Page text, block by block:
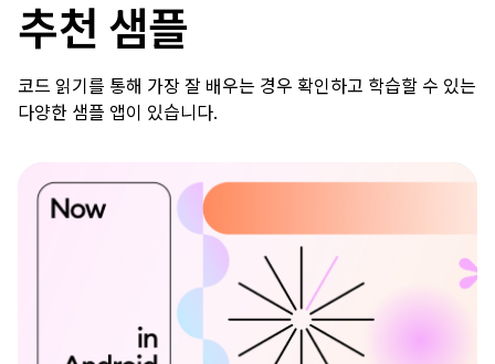
추천 샘플
코드 읽기를 통해 가장 잘 배우는 경우 확인하고 학습할 수 있는
다양한 샘플 앱이 있습니다.